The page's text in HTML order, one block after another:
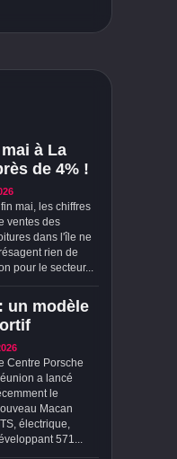
à La
de 4% !
fin mai, les chiffres
ventes des
dans l'île ne
rien de
pour le secteur...
un modèle
Centre Porsche
a lancé
le
Macan
électrique,
571...